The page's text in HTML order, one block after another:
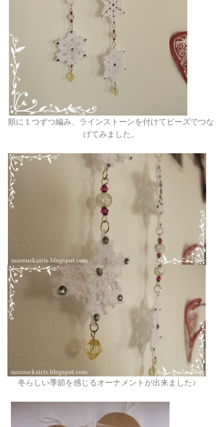
順に１つずつ編み、ラインストーンを付けてビーズでつな
げてみました。
冬らしい季節を感じるオーナメントが出来ました♪